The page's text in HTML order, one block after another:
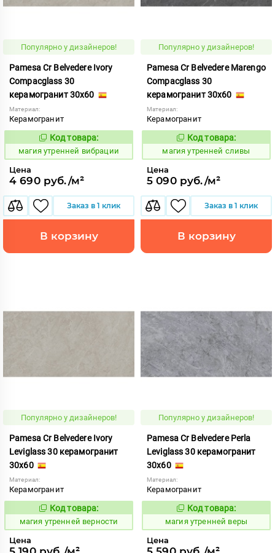
Популярно у дизайнеров!
Pamesa Cr Belvedere Ivory
Compacglass 30
керамогранит 30x60
Материал:
Керамогранит
919885
Код товара:
магия утренней вибрации
Цена
4 690 руб./м²
Заказ в 1 клик
В корзину
Популярно у дизайнеров!
Pamesa Cr Belvedere Marengo
Compacglass 30
керамогранит 30x60
Материал:
Керамогранит
919886
Код товара:
магия утренней сливы
Цена
5 090 руб./м²
Заказ в 1 клик
В корзину
Популярно у дизайнеров!
Pamesa Cr Belvedere Ivory
Leviglass 30 керамогранит
30x60
Материал:
Керамогранит
919881
Код товара:
магия утренней верности
Цена
Популярно у дизайнеров!
Pamesa Cr Belvedere Perla
Leviglass 30 керамогранит
30x60
Материал:
Керамогранит
919883
Код товара:
магия утренней веры
Цена